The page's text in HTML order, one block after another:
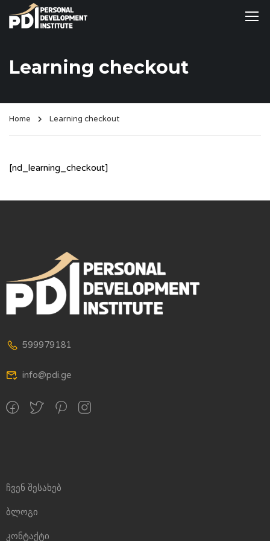
Learning checkout
Home Learning checkout
[nd_learning_checkout]
599979181
info@pdi.ge
ჩვენ შესახებ
ბლოგი
კონტაქტი